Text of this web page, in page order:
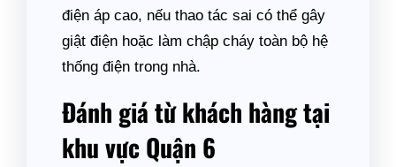
điện áp cao, nếu thao tác sai có thể gây
giật điện hoặc làm chập cháy toàn bộ hệ
thống điện trong nhà.
Đánh giá từ khách hàng tại
khu vực Quận 6